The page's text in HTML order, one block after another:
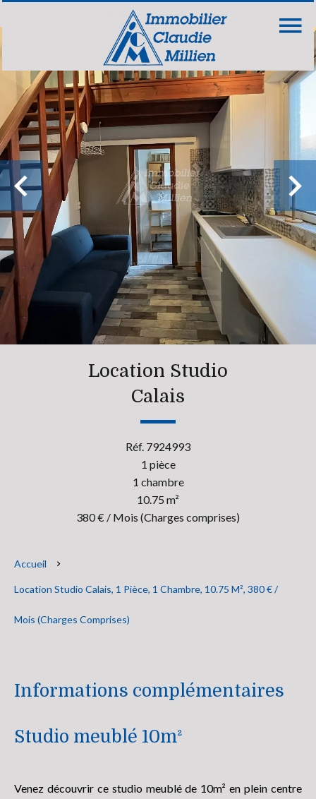
Location Studio
Calais
Réf. 7924993
1 pièce
1 chambre
10.75 m²
380 € / Mois (Charges comprises)
Accueil
Location Studio Calais, 1 Pièce, 1 Chambre, 10.75 M², 380 € /
Mois (Charges Comprises)
Informations complémentaires
Studio meublé 10m²
Venez découvrir ce studio meublé de 10m² en plein centre